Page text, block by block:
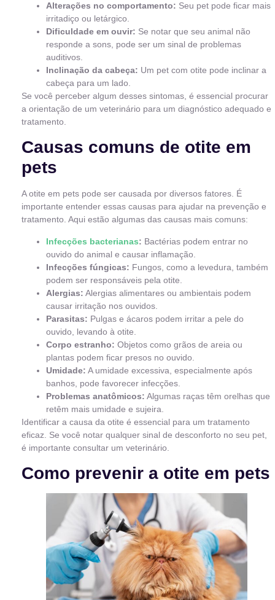
Alterações no comportamento: Seu pet pode ficar mais
irritadiço ou letárgico.
Dificuldade em ouvir: Se notar que seu animal não
responde a sons, pode ser um sinal de problemas
auditivos.
Inclinação da cabeça: Um pet com otite pode inclinar a
cabeça para um lado.
Se você perceber algum desses sintomas, é essencial procurar
a orientação de um veterinário para um diagnóstico adequado e
tratamento.
Causas comuns de otite em
pets
A otite em pets pode ser causada por diversos fatores. É
importante entender essas causas para ajudar na prevenção e
tratamento. Aqui estão algumas das causas mais comuns:
Infecções bacterianas: Bactérias podem entrar no
ouvido do animal e causar inflamação.
Infecções fúngicas: Fungos, como a levedura, também
podem ser responsáveis pela otite.
Alergias: Alergias alimentares ou ambientais podem
causar irritação nos ouvidos.
Parasitas: Pulgas e ácaros podem irritar a pele do
ouvido, levando à otite.
Corpo estranho: Objetos como grãos de areia ou
plantas podem ficar presos no ouvido.
Umidade: A umidade excessiva, especialmente após
banhos, pode favorecer infecções.
Problemas anatômicos: Algumas raças têm orelhas que
retêm mais umidade e sujeira.
Identificar a causa da otite é essencial para um tratamento
eficaz. Se você notar qualquer sinal de desconforto no seu pet,
é importante consultar um veterinário.
Como prevenir a otite em pets